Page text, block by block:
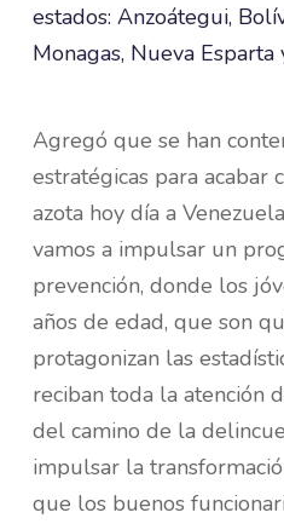
Agregó que se han
estratégicas para acabar
azota hoy día a
vamos a impulsar un
prevención, donde los
años de edad, que son
protagonizan las
reciban toda la atención
del camino de la
impulsar la
que los buenos